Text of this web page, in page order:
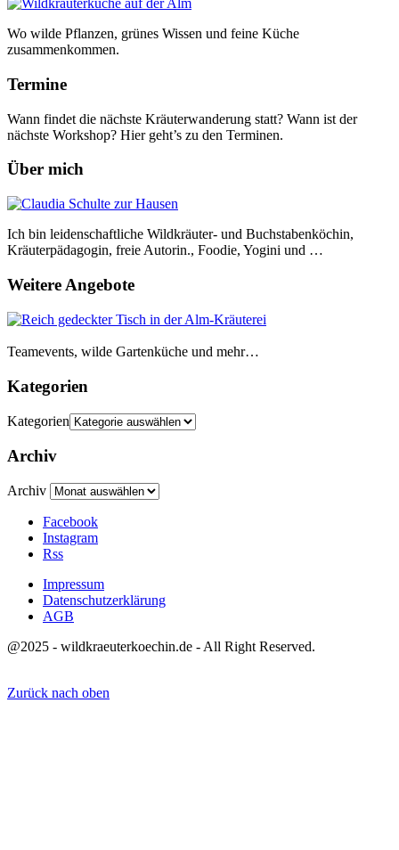
Wo wilde Pflanzen, grünes Wissen und feine Küche
zusammenkommen.
Termine
Wann findet die nächste Kräuterwanderung statt? Wann ist der
nächste Workshop? Hier geht’s zu den Terminen.
Über mich
Ich bin leidenschaftliche Wildkräuter- und Buchstabenköchin,
Kräuterpädagogin, freie Autorin., Foodie, Yogini und …
Weitere Angebote
Teamevents, wilde Gartenküche und mehr…
Kategorien
Kategorien
Archiv
Archiv
Facebook
Instagram
Rss
Impressum
Datenschutzerklärung
AGB
@2025 - wildkraeuterkoechin.de - All Right Reserved.
Zurück nach oben